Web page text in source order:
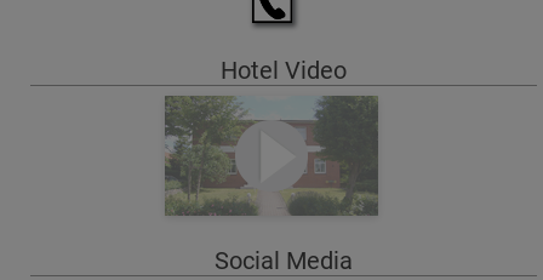
Hotel Video
Social Media